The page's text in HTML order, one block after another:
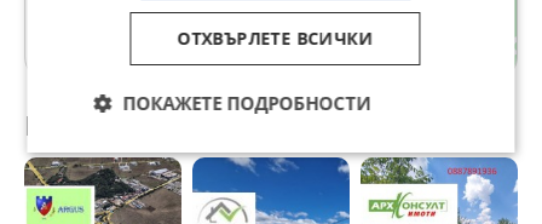
с. Волуяк
Препоръчани за теб
ОТХВЪРЛЕТЕ ВСИЧКИ
ПОКАЖЕТЕ ПОДРОБНОСТИ